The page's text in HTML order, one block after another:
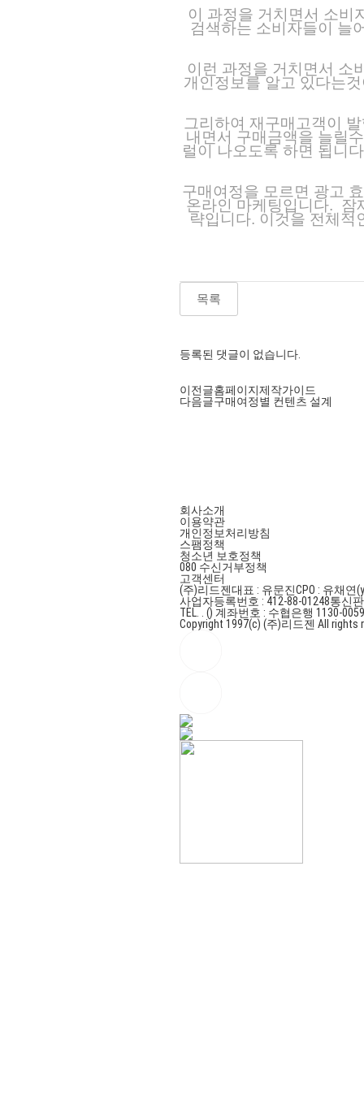
이 과정을 거치면서 소비
검색하는 소비자들이 늘
이런 과정을 거치면서 소
개인정보를 알고 있다는
그리하여 재구매고객이
내면서 구매금액을 늘릴
럴이 나오도록 하면 됩니
구매여정을 모르면 광고
온라인 마케팅입니다. 잠
략입니다. 이것을 전체적
목록
등록된 댓글이 없습니다.
이전글홈페이지제작가이드
다음글구매여정별 컨텐츠 설계
회사소개
이용약관
개인정보처리방침
스팸정책
청소년 보호정책
080 수신거부정책
고객센터
(주)리드젠대표 : 유문진CPO : 유채연
사업자등록번호 : 412-88-01248통신
TEL. . () 계좌번호 : 수협은행 1130-
Copyright 1997(c) (주)리드젠 All rights